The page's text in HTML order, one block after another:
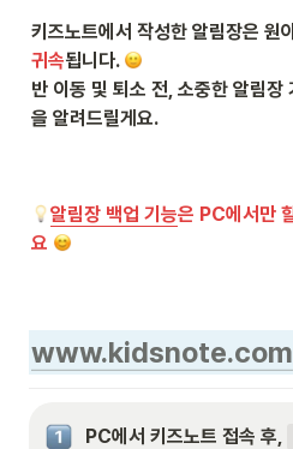
키즈노트에서 작성한 알림장은 원
귀속됩니다.
반 이동 및 퇴소 전, 소중한 알림장
을 알려드릴게요.
알림장 백업 기능은 PC에서만
요
www.kidsnote.com
PC에서 키즈노트 접속 후,